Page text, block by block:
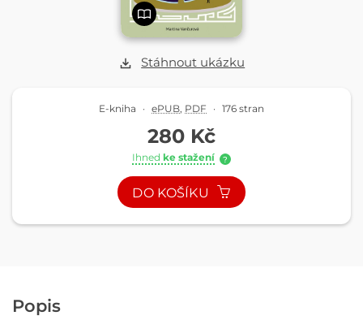
Stáhnout ukázku
E-kniha · ePUB PDF · 176 stran
280 Kč
Ihned ke stažení ?
DO KOŠÍKU
Popis